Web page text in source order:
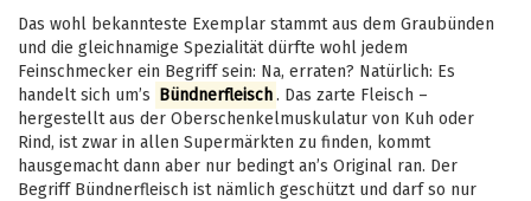
Das wohl bekannteste Exemplar stammt aus dem Graubünden
und die gleichnamige Spezialität dürfte wohl jedem
Feinschmecker ein Begriff sein: Na, erraten? Natürlich: Es
handelt sich um’s Bündnerfleisch. Das zarte Fleisch –
hergestellt aus der Oberschenkelmuskulatur von Kuh oder
Rind, ist zwar in allen Supermärkten zu finden, kommt
hausgemacht dann aber nur bedingt an’s Original ran. Der
Begriff Bündnerfleisch ist nämlich geschützt und darf so nur